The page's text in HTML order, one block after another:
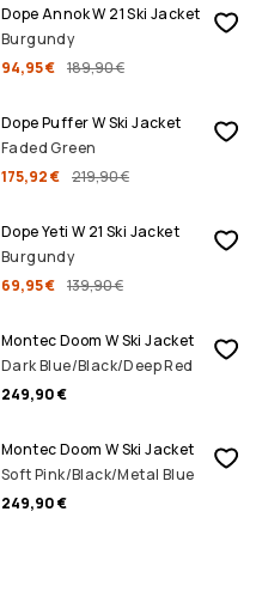
Dope Annok W 21 Ski Jacket
Burgundy
94,95 € 189,90 €
REBAJAS
Dope Puffer W Ski Jacket
Faded Green
175,92 € 219,90 €
REBAJAS
Dope Yeti W 21 Ski Jacket
Burgundy
69,95 € 139,90 €
Montec Doom W Ski Jacket
Dark Blue/Black/Deep Red
249,90 €
Montec Doom W Ski Jacket
Soft Pink/Black/Metal Blue
249,90 €